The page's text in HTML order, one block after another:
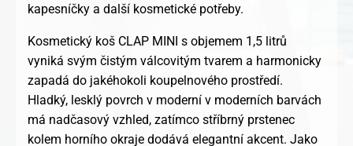
kapesníčky a další kosmetické potřeby.
Kosmetický koš CLAP MINI s objemem 1,5 litrů
vyniká svým čistým válcovitým tvarem a harmonicky
zapadá do jakéhokoli koupelnového prostředí.
Hladký, lesklý povrch v moderní v moderních barvách
má nadčasový vzhled, zatímco stříbrný prstenec
kolem horního okraje dodává elegantní akcent. Jako